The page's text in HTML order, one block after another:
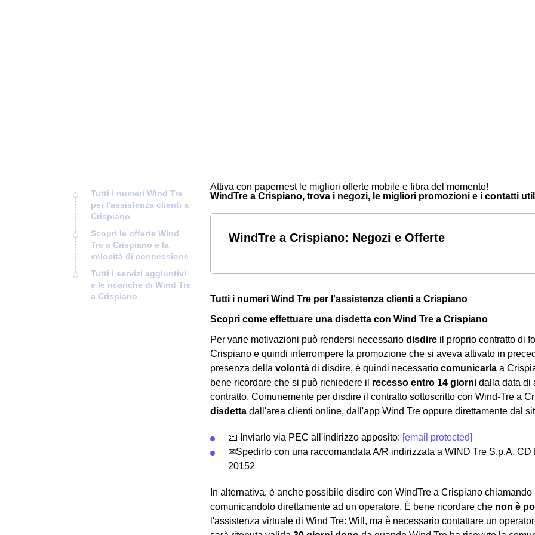
Tutti i numeri Wind Tre
per l'assistenza clienti a
Crispiano
Scopri le offerte Wind
Tre a Crispiano e la
velocità di connessione
Tutti i servizi aggiuntivi
e le ricariche di Wind Tre
a Crispiano
Attiva con papernest le migliori offerte mobile e fibra del momento!
WindTre a Crispiano, trova i negozi, le migliori promozioni e i contatti
WindTre a Crispiano: Negozi e Offerte
Tutti i numeri Wind Tre per l'assistenza clienti a Crispiano
Scopri come effettuare una disdetta con Wind Tre a Crispiano
Per varie motivazioni può rendersi necessario disdire il proprio contratto di
Crispiano e quindi interrompere la promozione che si aveva attivato in
presenza della volontà di disdire, è quindi necessario comunicarla a
bene ricordare che si può richiedere il recesso entro 14 giorni dalla data di
contratto. Comunemente per disdire il contratto sottoscritto con Wind-Tre a
disdetta dall'area clienti online, dall'app Wind Tre oppure direttamente dal
📧 Inviarlo via PEC all'indirizzo apposito: [email protected]
✉Spedirlo con una raccomandata A/R indirizzata a WIND Tre S.p.A.
20152
In alternativa, è anche possibile disdire con WindTre a Crispiano
comunicandolo direttamente ad un operatore. È bene ricordare che non è
l'assistenza virtuale di Wind Tre: Will, ma è necessario contattare un